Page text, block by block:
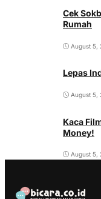
Cek
Rumah
August 5,
Lepas
August 5,
Kaca
Money!
August 5,